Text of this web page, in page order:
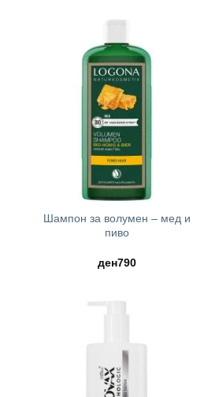
Шампон за волумен – мед и
пиво
ден790